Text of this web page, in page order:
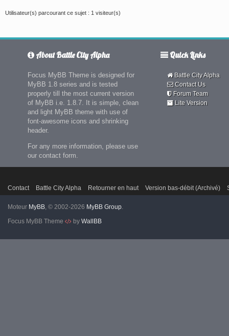
Utilisateur(s) parcourant ce sujet : 1 visiteur(s)
About Battle City Alpha
Focus MyBB Theme is designed for
MyBB 1.8 series and is tested
properly till the most current version
of MyBB i.e. 1.8.7. It is simple, clean
and light MyBB theme with use of
font-awesome icons and shrinking
header.
For any more information, please use
our contact form.
Quick Links
Battle City Alpha
Contact Us
Forum Team
Lite Version
Contact Battle City Alpha Retourner en haut Version bas-débit (Archivé)
Moteur MyBB, © 2002-2026 MyBB Group.
Focus MyBB Theme
by WallBB